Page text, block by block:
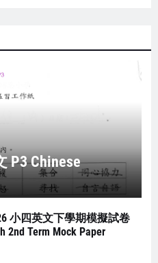
P3 Chinese
小四英文下學期模擬試卷
2nd Term Mock Paper